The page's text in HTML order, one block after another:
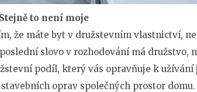
to není moje
že máte byt v družstevním vlastnictví,
slovo v rozhodování má družstvo,
podíl, který vás opravňuje k
oprav společných prostor